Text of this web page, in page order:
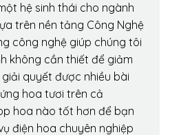
hệ sinh thái cho ngành
trên nền tảng Công Nghệ
công nghệ giúp chúng tôi
không cần thiết để giảm
quyết được nhiều bài
hoa tươi trên cả
hoa nào tốt hơn để bạn
điện hoa chuyên nghiệp